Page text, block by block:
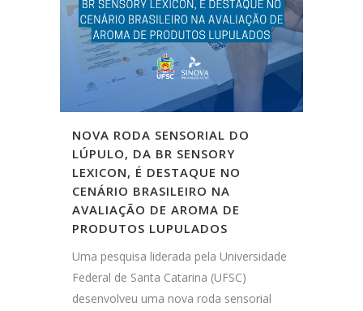
NOVA RODA SENSORIAL DO
LÚPULO, DA BR SENSORY
LEXICON, É DESTAQUE NO
CENÁRIO BRASILEIRO NA
AVALIAÇÃO DE AROMA DE
PRODUTOS LUPULADOS
Uma pesquisa liderada pela Universidade
Federal de Santa Catarina (UFSC)
desenvolveu uma nova roda sensorial